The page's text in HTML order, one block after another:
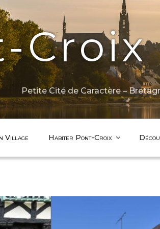
Petite Cité de Caractère –
Village Habiter Pont-Croix